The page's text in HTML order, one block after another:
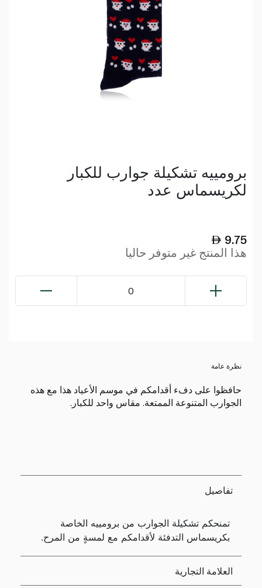
برومييه تشكيلة جوارب للكبار
لكريسماس عدد
9.75
هذا المنتج غير متوفر حاليا
0
نظرة عامة
حافظوا على دفء أقدامكم في موسم الأعياد هذا مع هذه
الجوارب المتنوعة الممتعة. مقاس واحد للكبار.
تفاصيل
تمنحكم تشكيلة الجوارب من برومييه الخاصة
بكريسماس التدفئة لأقدامكم مع لمسةٍ من المرح.
العلامة التجارية